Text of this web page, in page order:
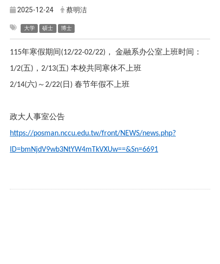
2025-12-24 蔡明洁
大学 硕士 博士
115年寒假期间(12/22-02/22) ， 金融系办公室上班时间：
1/2(五) ， 2/13(五) 本校共同寒休不上班
2/14(六) ～2/22( 日 ) 春节年假不上班
政大人事室公告
https://posman.nccu.edu.tw/front/NEWS/news.php?
ID=bmNjdV9wb3NtYW4mTkVXUw==&Sn=6691